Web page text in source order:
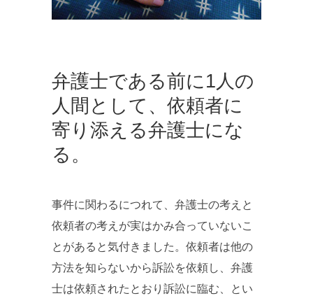
弁護士である前に1人の
人間として、依頼者に
寄り添える弁護士にな
る。
事件に関わるにつれて、弁護士の考えと
依頼者の考えが実はかみ合っていないこ
とがあると気付きました。依頼者は他の
方法を知らないから訴訟を依頼し、弁護
士は依頼されたとおり訴訟に臨む、とい